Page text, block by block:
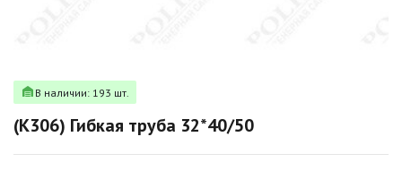
В наличии: 193 шт.
(K306) Гибкая труба 32*40/50